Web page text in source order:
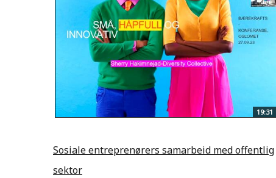
19:31
Sosiale entreprenørers samarbeid med offentlig
sektor